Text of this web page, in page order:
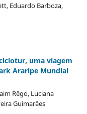
Eduardo Barboza,
uma viagem
Araripe Mundial
Rêgo, Luciana
Guimarães